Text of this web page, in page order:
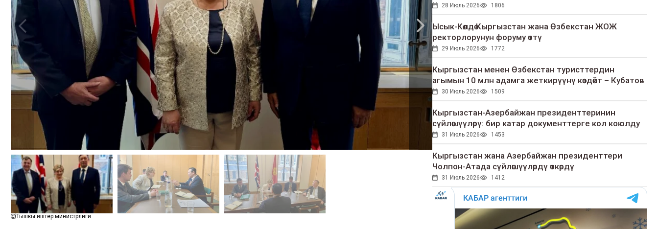
Тышкы иштер министрлиги
28 Июль 2026 1806
Ысык-Көлдө Кыргызстан жана Өзбекстан ЖОЖ
ректорлорунун форуму өттү
29 Июль 2026 1772
Кыргызстан менен Өзбекстан туристтердин
агымын 10 млн адамга жеткирүүнү көздөйт – Кубатов
30 Июль 2026 1509
Кыргызстан-Азербайжан президенттеринин
сүйлөшүүлөрү: бир катар документтерге кол коюлду
31 Июль 2026 1453
Кыргызстан жана Азербайжан президенттери
Чолпон-Атада сүйлөшүүлөрдү өткөрдү
31 Июль 2026 1412